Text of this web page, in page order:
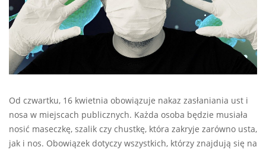
Od czwartku, 16 kwietnia obowiązuje nakaz zasłaniania ust i
nosa w miejscach publicznych. Każda osoba będzie musiała
nosić maseczkę, szalik czy chustkę, która zakryje zarówno usta,
jak i nos. Obowiązek dotyczy wszystkich, którzy znajdują się na